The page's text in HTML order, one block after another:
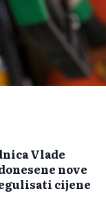
Vlade
nove
cijene